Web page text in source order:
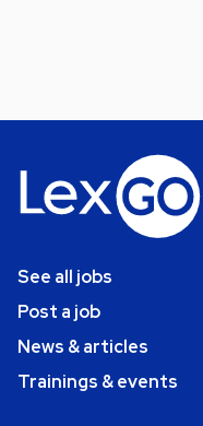
See all jobs
Post a job
News & articles
Trainings & events